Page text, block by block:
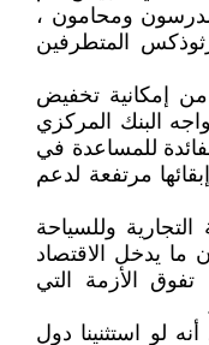
ومحامون ،
المتطرفين
إمكانية تخفيض
البنك المركزي
للمساعدة في
مرتفعة لدعم
وللسياحة
يدخل الاقتصاد
الأزمة التي
لو استثنينا دول